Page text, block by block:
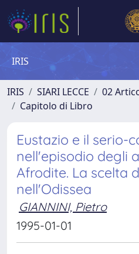
IRIS
IRIS SIARI LECCE
02
Capitolo di Libro
Eustazio e il serio-
nell'episodio degli
Afrodite. La scelta
nell'Odissea
GIANNINI, Pietro
1995-01-01